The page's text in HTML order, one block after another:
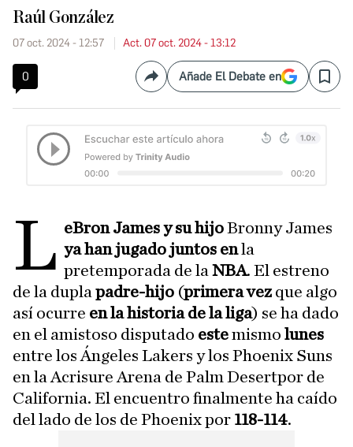
Raúl González
07 oct. 2024 - 12:57 Act. 07 oct. 2024 - 13:12
0 CompartirAñade El Debate en Save
L eBron James y su hijoBronny James
ya han jugado juntos enla
pretemporada de laNBA. El estreno
de la dupla padre-hijo (primera vezque algo
así ocurre en la historia de la liga) se ha dado
en el amistoso disputado estemismo lunes
entre los Ángeles Lakers y los Phoenix Suns
en la Acrisure Arena de Palm Desertpor de
California. El encuentro finalmente ha caído
del lado de los de Phoenix por 118-114.